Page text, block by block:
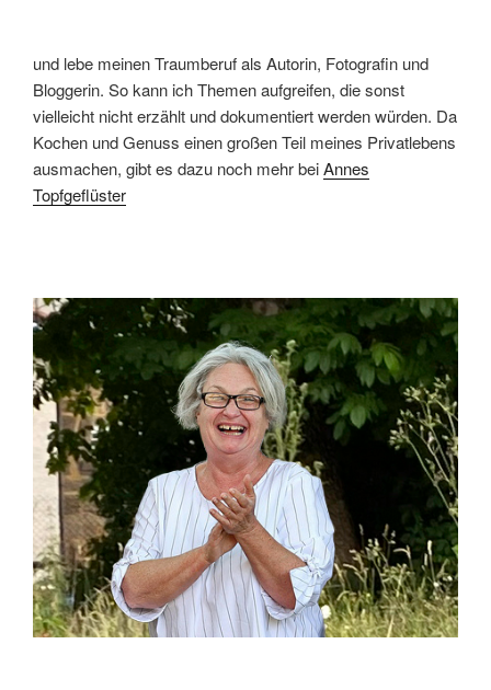
und lebe meinen Traumberuf als Autorin, Fotografin und
Bloggerin. So kann ich Themen aufgreifen, die sonst
vielleicht nicht erzählt und dokumentiert werden würden. Da
Kochen und Genuss einen großen Teil meines Privatlebens
ausmachen, gibt es dazu noch mehr beiAnnes
Topfgeflüster